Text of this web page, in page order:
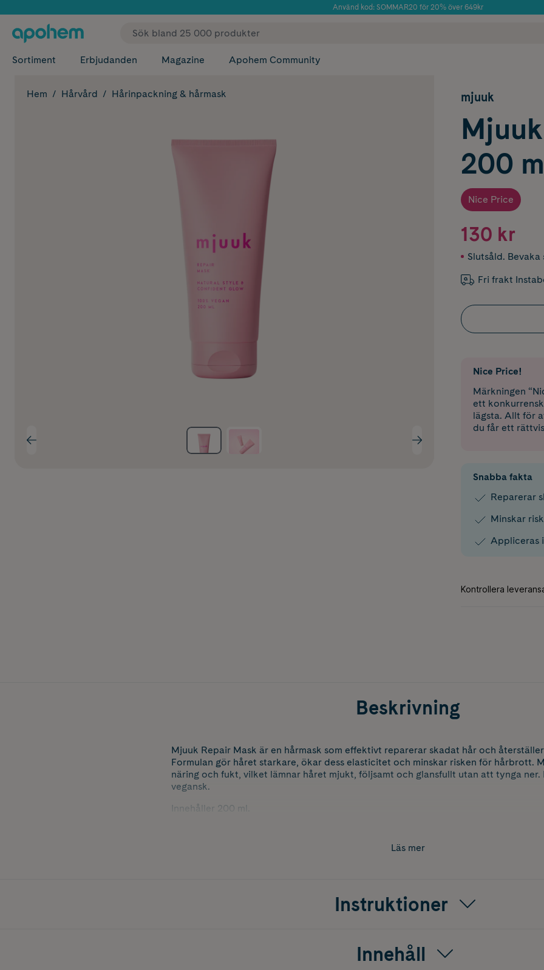
Använd kod: SOMMAR20 för 20% över 649kr
✓ Fri frakt
Sortiment Erbjudanden Magazine Apohem Community
Hem Hårvård Hårinpackning & hårmask mjuuk
200
Nice Price
130 kr
Slutsåld.
Fri frakt
Nice Price!
Märkningen
ett
lägsta. Allt för
du får ett
Snabba fakta
Reparerar
Minskar
Appliceras
Beskrivning
Mjuuk Repair Mask är en hårmask som effektivt reparerar skadat hår och
Formulan gör håret starkare, ökar dess elasticitet och minskar risken för hårbrott.
näring och fukt, vilket lämnar håret mjukt, följsamt och glansfullt utan att tynga ner.
vegansk.
Innehåller 200 ml.
Läs mer
Instruktioner
Innehåll